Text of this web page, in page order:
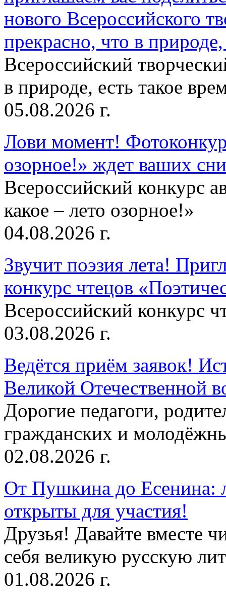
нового Всероссийского
прекрасно, что в
Всероссийский
в природе, есть такое
05.08.2026 г.
Лови момент!
озорное!» ждет ваших
Всероссийский конкурс
какое – лето озорное!»
04.08.2026 г.
Звучит поэзия лета!
конкурс чтецов
Всероссийский конкурс
03.08.2026 г.
Ведётся приём заявок!
Великой Отечественной
Дорогие педагоги,
гражданских и
02.08.2026 г.
От Пушкина до Есенина:
открыты для участия!
Друзья! Давайте вместе
себя великую русскую
01.08.2026 г.